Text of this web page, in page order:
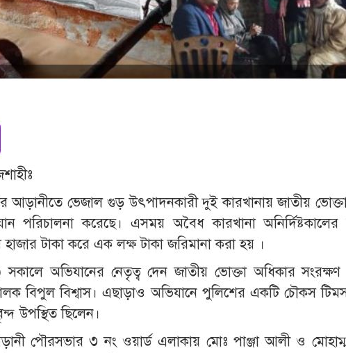
আড়ানীতে ভেজাল গুড় উৎপাদনকারী দুই কারখানায় জাতীয়
পরিচালনা করেছে। এসময় অবৈধ কারখানা
টাকা করে এক লক্ষ টাকা জরিমানা করা হয় ।
অভিযানের নেতৃত্ব দেন জাতীয় ভোক্তা অধিকার সংরক্ষণ
বিপুল বিশ্বাস। এছাড়াও অভিযানে পুলিশের একটি চৌকস টিমসহ
উপস্থিত ছিলেন।
পৌরসভার ৩ নং ওয়ার্ড এলাকায় মোঃ পাঞ্জা আলী ও